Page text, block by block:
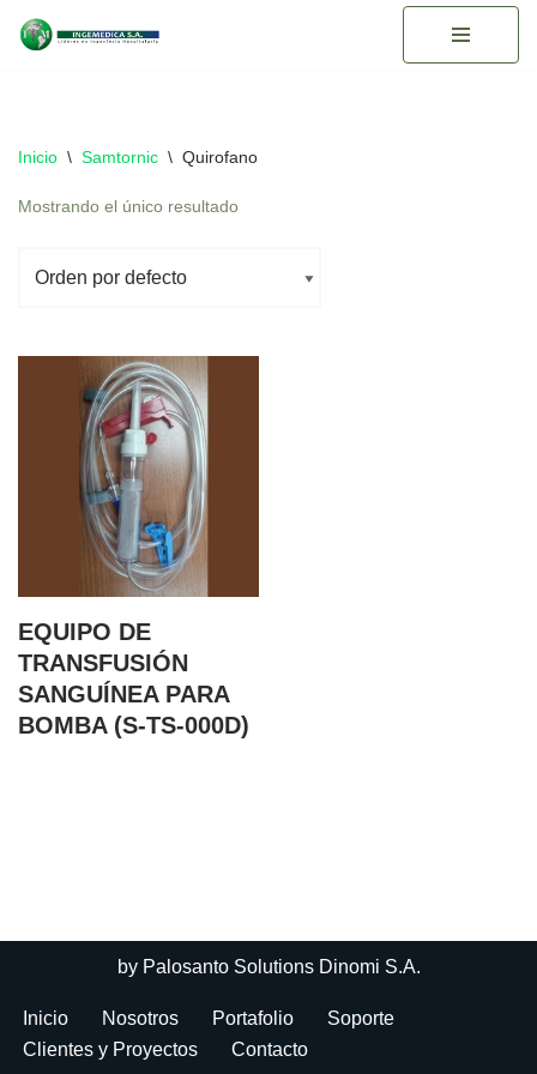
Inicio \ Samtornic \ Quirofano
Mostrando el único resultado
EQUIPO DE
TRANSFUSIÓN
SANGUÍNEA PARA
BOMBA (S-TS-000D)
by Palosanto Solutions Dinomi S.A.
Inicio Nosotros Portafolio
Soporte
Clientes y Proyectos
Contacto